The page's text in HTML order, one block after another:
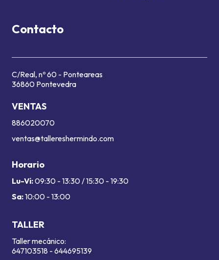
Contacto
C/Real, nº 60 - Ponteareas
36860 Pontevedra
VENTAS
886020070
ventas@tallereshermindo.com
Horario
Lu-Vi:09:30 - 13:30 / 15:30 - 19:30
Sa:10:00 - 13:00
TALLER
Taller mecánico:
647103518 - 644695139